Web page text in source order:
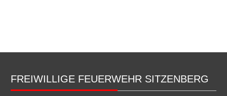
FREIWILLIGE FEUERWEHR SITZENBERG